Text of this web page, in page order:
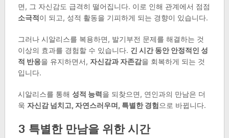
면, 그 자신감도 급격히 떨어집니다. 이로 인해 관계에서 점점
소극적이 되고, 성적 활동을 기피하게 되는 경향이 있습니다.
그러나 시알리스를 복용하면, 발기부전 문제를 해결하는 것
이상의 효과를 경험할 수 있습니다. 긴 시간 동안 안정적인 성
적 반응을 유지하면서, 자신감과 자존감을 회복하게 되는 것
입니다.
시알리스를 통해 성적 능력을 되찾으면, 연인과의 만남은 더
욱 자신감 넘치고, 자연스러우며, 특별한 경험으로 바뀝니다.
3 특별한 만남을 위한 시간